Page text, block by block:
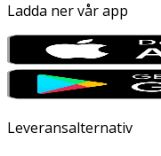
Ladda ner vår app
Leveransalternativ